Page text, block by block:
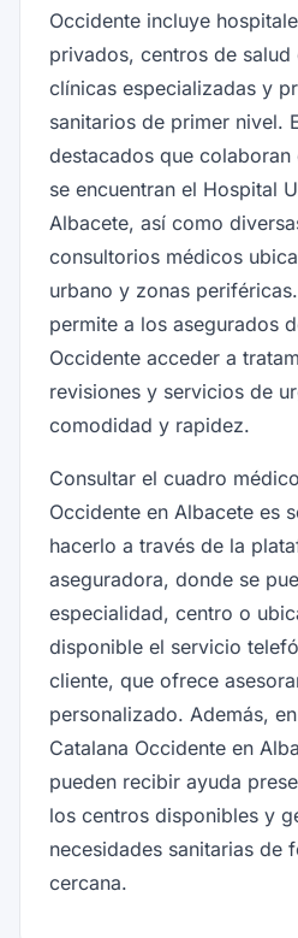
Occidente incluye
privados, centros de salud
clínicas especializadas y
sanitarios de primer nivel.
destacados que colaboran
se encuentran el Hospital
Albacete, así como
consultorios médicos
urbano y zonas
permite a los asegurados
Occidente acceder a
revisiones y servicios de
comodidad y rapidez.
Consultar el cuadro
Occidente en Albacete es
hacerlo a través de la
aseguradora, donde se
especialidad, centro o
disponible el servicio
cliente, que ofrece
personalizado. Además,
Catalana Occidente en
pueden recibir ayuda
los centros disponibles y
necesidades sanitarias de
cercana.